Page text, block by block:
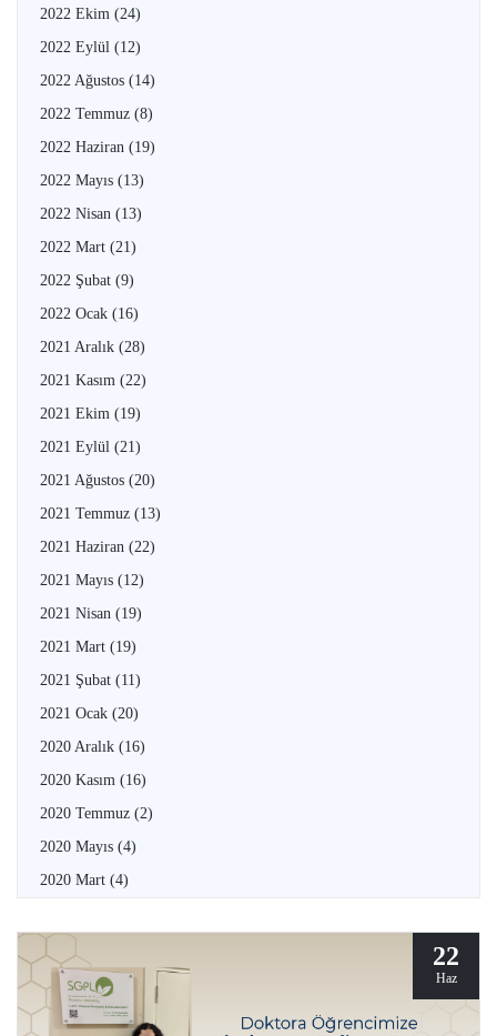
2022 Ekim (24)
2022 Eylül (12)
2022 Ağustos (14)
2022 Temmuz (8)
2022 Haziran (19)
2022 Mayıs (13)
2022 Nisan (13)
2022 Mart (21)
2022 Şubat (9)
2022 Ocak (16)
2021 Aralık (28)
2021 Kasım (22)
2021 Ekim (19)
2021 Eylül (21)
2021 Ağustos (20)
2021 Temmuz (13)
2021 Haziran (22)
2021 Mayıs (12)
2021 Nisan (19)
2021 Mart (19)
2021 Şubat (11)
2021 Ocak (20)
2020 Aralık (16)
2020 Kasım (16)
2020 Temmuz (2)
2020 Mayıs (4)
2020 Mart (4)
22
Haz